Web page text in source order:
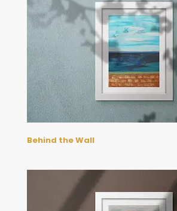
Behind the Wall